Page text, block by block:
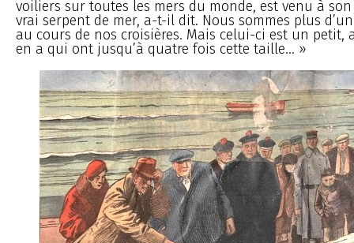
voiliers sur toutes les mers du monde, est venu à son
vrai serpent de mer, a-t-il dit. Nous sommes plus
au cours de nos croisières. Mais celui-ci est un petit,
en a qui ont jusqu’à quatre fois cette taille... »